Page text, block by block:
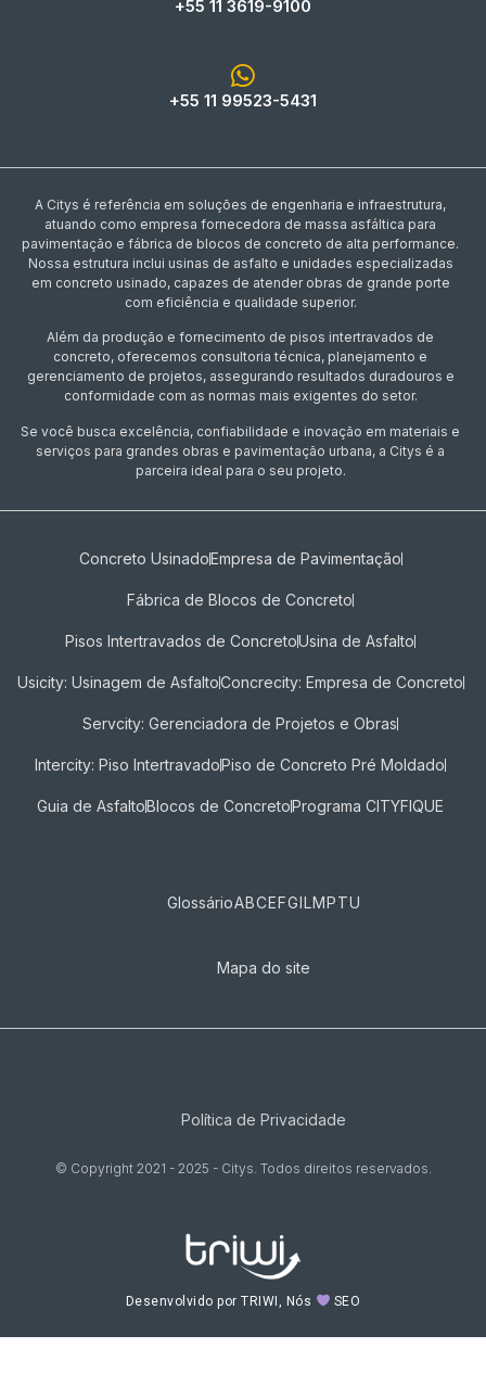
+55 11 3619-9100
+55 11 99523-5431
A Citys é referência em soluções de engenharia e infraestrutura,
atuando como empresa fornecedora de massa asfáltica para
pavimentação e fábrica de blocos de concreto de alta performance.
Nossa estrutura inclui usinas de asfalto e unidades especializadas
em concreto usinado, capazes de atender obras de grande porte
com eficiência e qualidade superior.
Além da produção e fornecimento de pisos intertravados de
concreto, oferecemos consultoria técnica, planejamento e
gerenciamento de projetos, assegurando resultados duradouros e
conformidade com as normas mais exigentes do setor.
Se você busca excelência, confiabilidade e inovação em materiais e
serviços para grandes obras e pavimentação urbana, a Citys é a
parceira ideal para o seu projeto.
Concreto UsinadoEmpresa de Pavimentação
Fábrica de Blocos de Concreto
Pisos Intertravados de Concreto​Usina de Asfalto
Usicity: Usinagem de AsfaltoConcrecity: Empresa de Concreto
Servcity: Gerenciadora de Projetos e Obras
Intercity: Piso IntertravadoPiso de Concreto Pré Moldado
Guia de AsfaltoBlocos de ConcretoPrograma CITYFIQUE
GlossárioABCEFGILMPTU
Mapa do site
Política de Privacidade
© Copyright 2021 - 2025 - Citys. Todos direitos reservados.
Desenvolvido por TRIWI, Nós SEO